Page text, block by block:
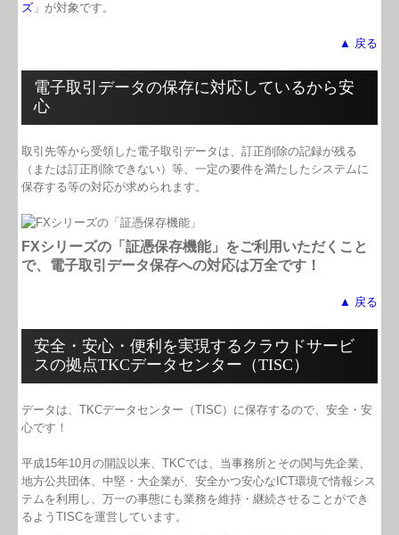
ズ 」が対象です。
▲ 戻る
電子取引データの保存に対応しているから安
心
取引先等から受領した電子取引データは、訂正削除の記録が残る
（または訂正削除できない）等、一定の要件を満たしたシステムに
保存する等の対応が求められます。
FXシリーズの「証憑保存機能」をご利用いただくこと
で、電子取引データ保存への対応は万全です！
▲ 戻る
安全・安心・便利を実現するクラウドサービ
スの拠点TKCデータセンター（TISC）
データは、TKCデータセンター（TISC）に保存するので、安全・安
心です！
平成15年10月の開設以来、TKCでは、当事務所とその関与先企業、
地方公共団体、中堅・大企業が、安全かつ安心なICT環境で情報シス
テムを利用し、万一の事態にも業務を維持・継続させることができ
るようTISCを運営しています。